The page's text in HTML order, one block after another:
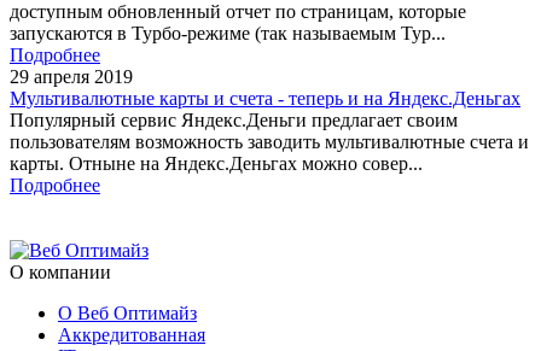
доступным обновленный отчет по страницам, которые
запускаются в Турбо-режиме (так называемым Тур...
Подробнее
29 апреля 2019
Мультивалютные карты и счета - теперь и на Яндекс.Деньгах
Популярный сервис Яндекс.Деньги предлагает своим
пользователям возможность заводить мультивалютные счета и
карты. Отныне на Яндекс.Деньгах можно совер...
Подробнее
О компании
О Веб Оптимайз
Аккредитованная